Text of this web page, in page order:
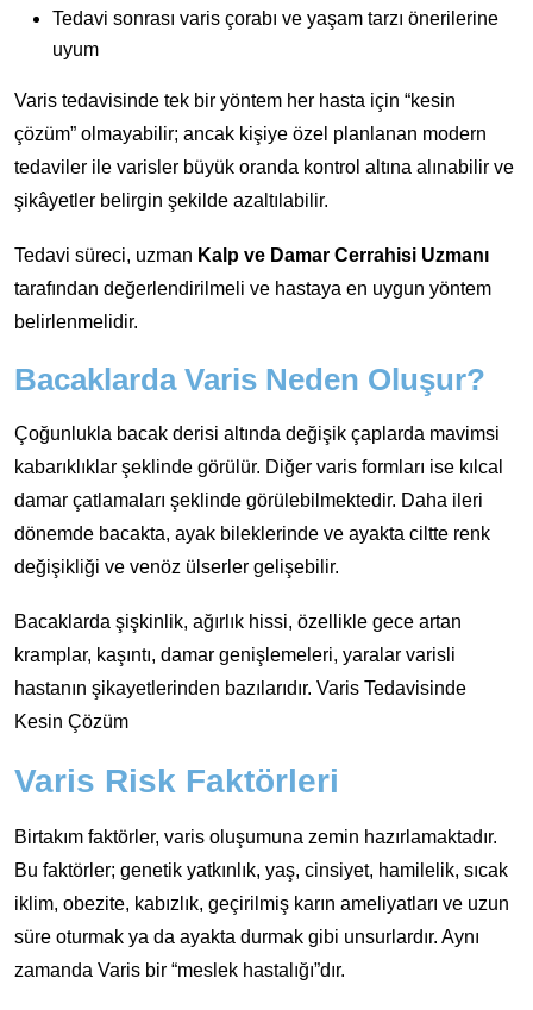
Tedavi sonrası varis çorabı ve yaşam tarzı önerilerine
uyum
Varis tedavisinde tek bir yöntem her hasta için “kesin
çözüm” olmayabilir; ancak kişiye özel planlanan modern
tedaviler ile varisler büyük oranda kontrol altına alınabilir ve
şikâyetler belirgin şekilde azaltılabilir.
Tedavi süreci, uzman Kalp ve Damar Cerrahisi Uzmanı
tarafından değerlendirilmeli ve hastaya en uygun yöntem
belirlenmelidir.
Bacaklarda Varis Neden Oluşur?
Çoğunlukla bacak derisi altında değişik çaplarda mavimsi
kabarıklıklar şeklinde görülür. Diğer varis formları ise kılcal
damar çatlamaları şeklinde görülebilmektedir. Daha ileri
dönemde bacakta, ayak bileklerinde ve ayakta ciltte renk
değişikliği ve venöz ülserler gelişebilir.
Bacaklarda şişkinlik, ağırlık hissi, özellikle gece artan
kramplar, kaşıntı, damar genişlemeleri, yaralar varisli
hastanın şikayetlerinden bazılarıdır. Varis Tedavisinde
Kesin Çözüm
Varis Risk Faktörleri
Birtakım faktörler, varis oluşumuna zemin hazırlamaktadır.
Bu faktörler; genetik yatkınlık, yaş, cinsiyet, hamilelik, sıcak
iklim, obezite, kabızlık, geçirilmiş karın ameliyatları ve uzun
süre oturmak ya da ayakta durmak gibi unsurlardır. Aynı
zamanda Varis bir “meslek hastalığı”dır.